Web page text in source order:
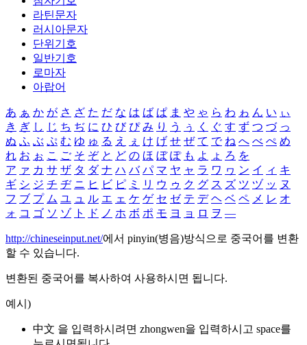
라틴문자
러시아문자
단위기호
일반기호
로마자
아랍어
あ ぁ か が さ ざ た だ な は ば ぱ ま や ゃ ら わ ゎ ん い ぃ
き ぎ し じ ち ぢ に ひ び ぴ み り う ぅ く ぐ す ず つ づ っ
ぬ ふ ぶ ぷ む ゆ ゅ る え ぇ け げ せ ぜ て で ね へ べ ぺ め
れ お ぉ こ ご そ ぞ と ど の ほ ぼ ぽ も よ ょ ろ を
ア ァ カ サ ザ タ ダ ナ ハ バ パ マ ヤ ャ ラ ワ ヮ ン イ ィ キ
ギ シ ジ チ ヂ ニ ヒ ビ ピ ミ リ ウ ゥ ク グ ス ズ ツ ヅ ッ ヌ
フ ブ プ ム ユ ュ ル エ ェ ケ ゲ セ ゼ テ デ ヘ ベ ペ メ レ オ
ォ コ ゴ ソ ゾ ト ド ノ ホ ボ ポ モ ヨ ョ ロ ヲ ―
http://chineseinput.net/에서 pinyin(병음)방식으로 중국어를 변환
할 수 있습니다.
변환된 중국어를 복사하여 사용하시면 됩니다.
예시)
中文 을 입력하시려면 zhongwen을 입력하시고 space를